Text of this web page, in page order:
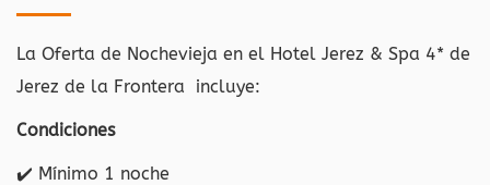
La Oferta de Nochevieja en el Hotel Jerez & Spa 4* de
Jerez de la Frontera incluye:
Condiciones
✔️ Mínimo 1 noche